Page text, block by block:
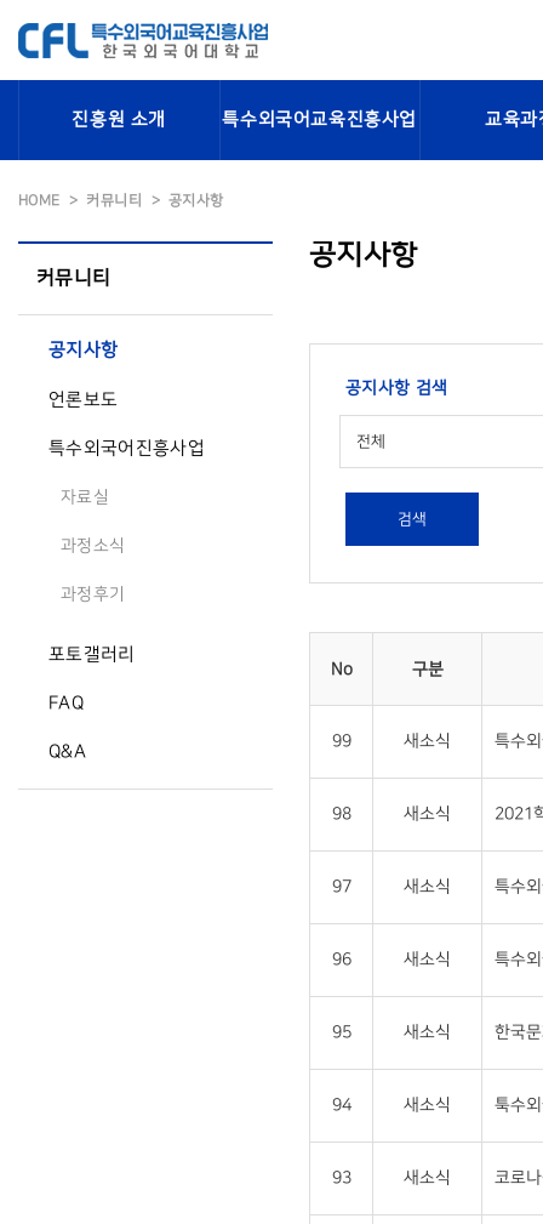
진흥원 소개 특수외국어교육진흥사업 교육과
HOME 커뮤니티 공지사항
커뮤니티
공지사항
언론보도
특수외국어진흥사업
자료실
과정소식
과정후기
포토갤러리
FAQ
Q&A
공지사항
공지사항 검색
전체
검색
No 구분
99 새소식 특수
98 새소식 2021
97 새소식 특수
96 새소식 특수
95 새소식 한국
94 새소식 툭수
93 새소식 코로